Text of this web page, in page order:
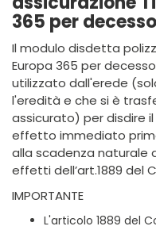
365 per
Il modulo disdetta
Europa 365 per
utilizzato dall'erede
l'eredità e che si è
assicurato) per disdire
effetto immediato
alla scadenza naturale
effetti dell’art.1889 del
IMPORTANTE
L'articolo 1889 del